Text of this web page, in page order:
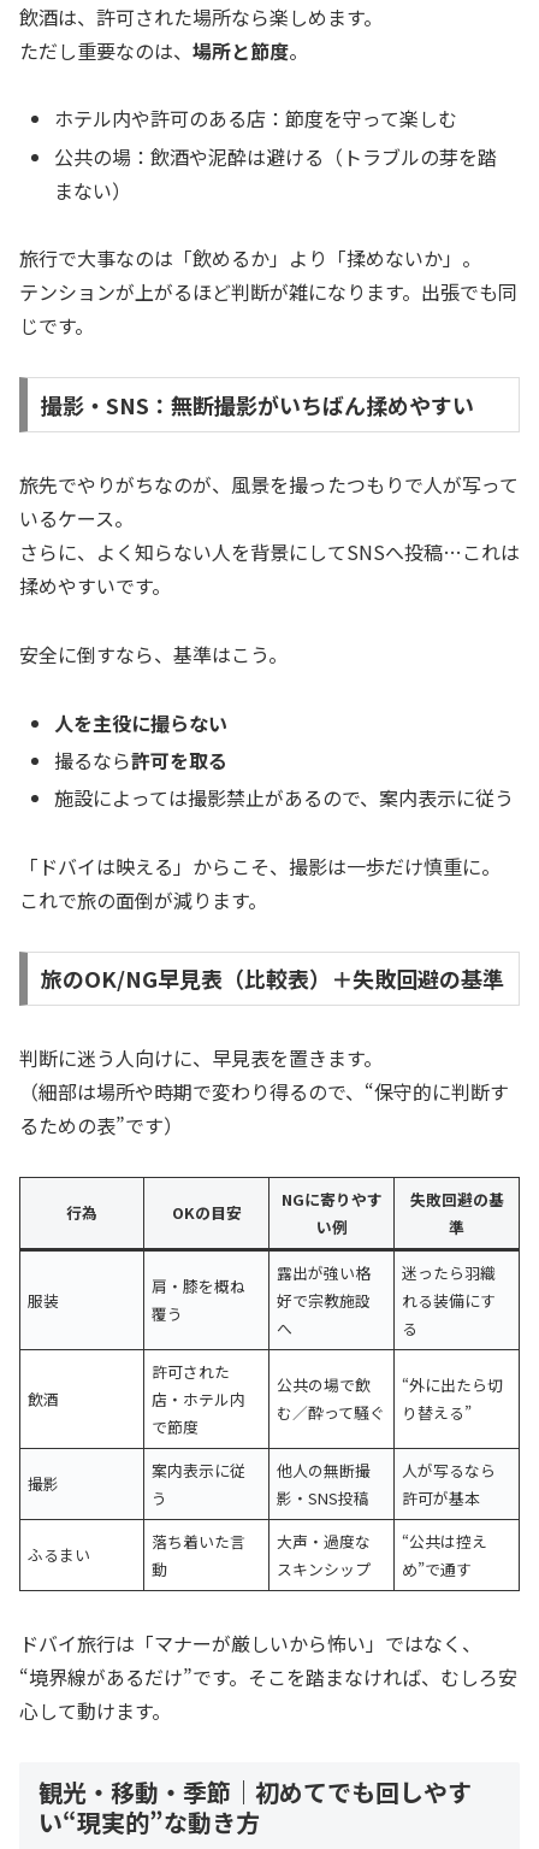
飲酒は、許可された場所なら楽しめます。
ただし重要なのは、 場所と節度。
ホテル内や許可のある店：節度を守って楽しむ
公共の場：飲酒や泥酔は避ける（トラブルの芽を踏
まない）
旅行で大事なのは「飲めるか」より「揉めないか」。
テンションが上がるほど判断が雑になります。出張でも同
じです。
撮影・SNS：無断撮影がいちばん揉めやすい
旅先でやりがちなのが、風景を撮ったつもりで人が写って
いるケース。
さらに、よく知らない人を背景にしてSNSへ投稿…これは
揉めやすいです。
安全に倒すなら、基準はこう。
人を主役に撮らない
撮るなら許可を取る
施設によっては撮影禁止があるので、案内表示に従う
「ドバイは映える」からこそ、撮影は一歩だけ慎重に。
これで旅の面倒が減ります。
旅のOK/NG早見表（比較表）＋失敗回避の基準
判断に迷う人向けに、早見表を置きます。
（細部は場所や時期で変わり得るので、“保守的に判断す
るための表”です）
行為 OKの目安
NGに寄りやす
い例
失敗回避の基
準
服装
肩・膝を概ね
覆う
露出が強い格
好で宗教施設
へ
迷ったら羽織
れる装備にす
る
飲酒
許可された
店・ホテル内
で節度
公共の場で飲
む／酔って騒ぐ
“外に出たら切
り替える”
撮影
案内表示に従
う
他人の無断撮
影・SNS投稿
人が写るなら
許可が基本
ふるまい
落ち着いた言
動
大声・過度な
スキンシップ
“公共は控え
め”で通す
ドバイ旅行は「マナーが厳しいから怖い」ではなく、
“境界線があるだけ”です。そこを踏まなければ、むしろ安
心して動けます。
観光・移動・季節｜初めてでも回しやす
い“現実的”な動き方